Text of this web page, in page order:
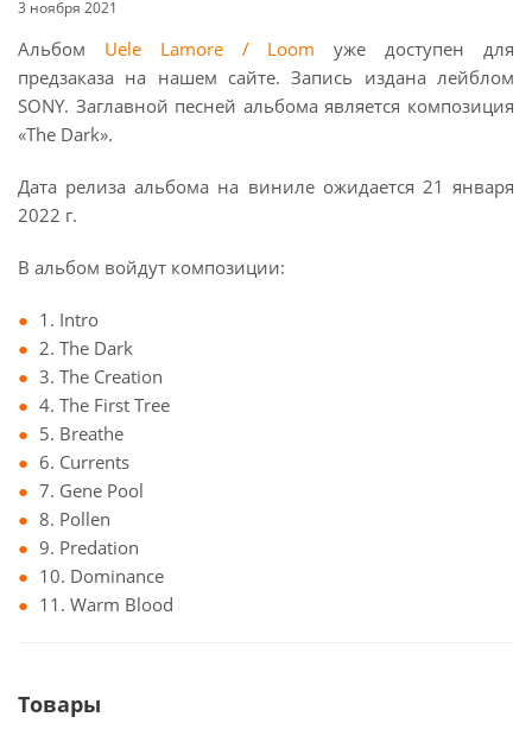
3 ноября 2021
Альбом Uele Lamore / Loom уже доступен для
предзаказа на нашем сайте. Запись издана лейблом
SONY. Заглавной песней альбома является композиция
«The Dark».
Дата релиза альбома на виниле ожидается 21 января
2022 г.
В альбом войдут композиции:
1. Intro
2. The Dark
3. The Creation
4. The First Tree
5. Breathe
6. Currents
7. Gene Pool
8. Pollen
9. Predation
10. Dominance
11. Warm Blood
Товары